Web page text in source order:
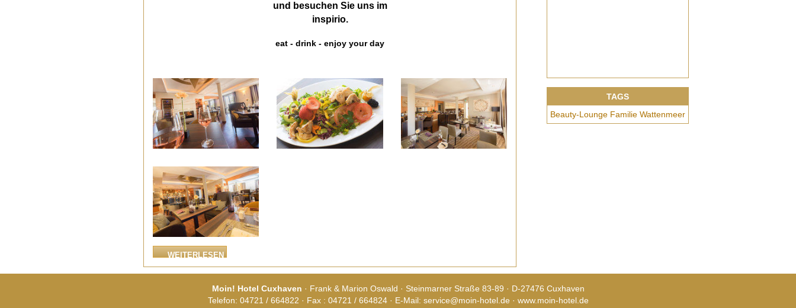
und besuchen Sie uns im
inspirio.
eat - drink - enjoy your day
WEITERLESEN
TAGS
Beauty-Lounge Familie Wattenmeer
Moin! Hotel Cuxhaven · Frank & Marion Oswald · Steinmarner Straße 83-89 · D-27476 Cuxhaven
Telefon: 04721 / 664822 · Fax : 04721 / 664824 · E-Mail: service@moin-hotel.de · www.moin-hotel.de